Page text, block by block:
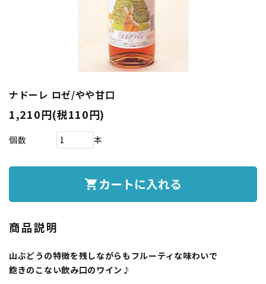
ナドーレ ロゼ/やや甘口
1,210円(税110円)
個数 本
shopping_cart カートに入れる
商品説明
山ぶどうの特徴を残しながらもフルーティな味わいで
飽きのこない飲み口のワイン♪